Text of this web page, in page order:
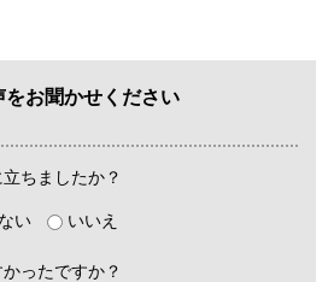
をお聞かせください
ちましたか？
い いいえ
ったですか？